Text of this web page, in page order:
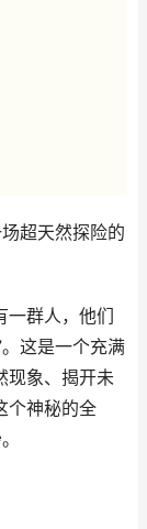
超天然探险的
一群人，他们
这是一个充满
现象、揭开未
个神秘的全